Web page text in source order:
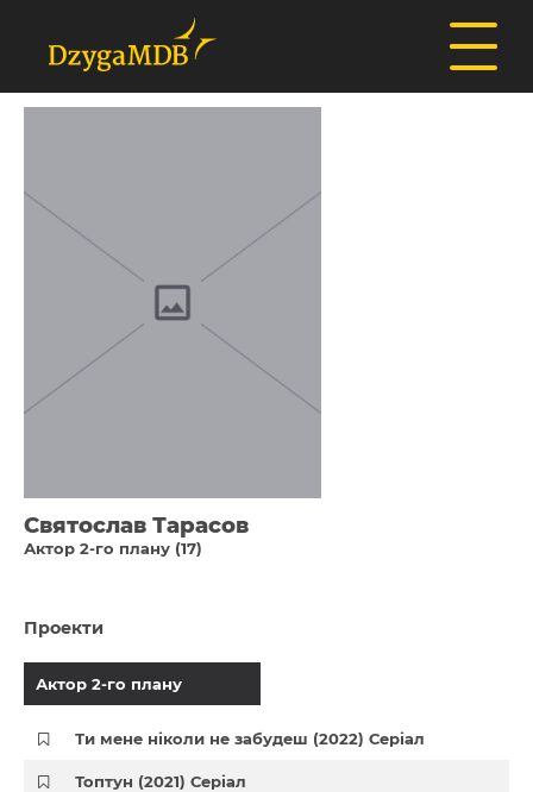
Святослав Тарасов
Актор 2-го плану (17)
Проекти
Актор 2-го плану
Ти мене ніколи не забудеш (2022) Серіал
Топтун (2021) Серіал